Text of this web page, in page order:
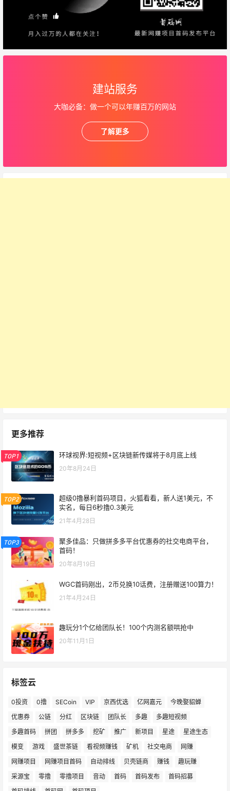
建站服务
大咖必备：做一个可以年赚百万的网站
了解更多
更多推荐
TOP1 环球视界:短视频+区块链新传媒将于8月底上线
20年8月24日
TOP2
超级0撸暴利首码项目，火狐看看，新人送1美元，不
实名，每日6秒撸0.3美元
21年4月28日
TOP3
聚多佳品：只做拼多多平台优惠券的社交电商平台，
首码！
20年8月19日
WGC首码刚出，2币兑换10话费，注册赠送100算力！
21年4月24日
趣玩分1个亿给团队长！100个内测名额哄抢中
20年11月1日
标签云
0投资 0撸 SECoin VIP 京西优选 亿网嘉元
今晚娶貂蝉
优惠券
公链 分红 区块链 团队长 多趣
多趣短视频
多趣首码
拼团 拼多多 挖矿 推广 新项目 星途
星途生态
模变
游戏 盛世茶链 看视频赚钱 矿机 社交电商
网赚
网赚项目
网赚项目首码 自动排线 贝壳链商 赚钱
趣玩赚
采源宝
零撸 零撸项目 音动 首码 首码发布
首码招募